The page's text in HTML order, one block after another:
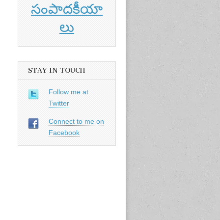
సంపాదకీయా
లు
STAY IN TOUCH
Follow me at
Twitter
Connect to me on
Facebook